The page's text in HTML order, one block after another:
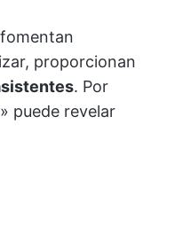
proporcionan
. Por
puede revelar